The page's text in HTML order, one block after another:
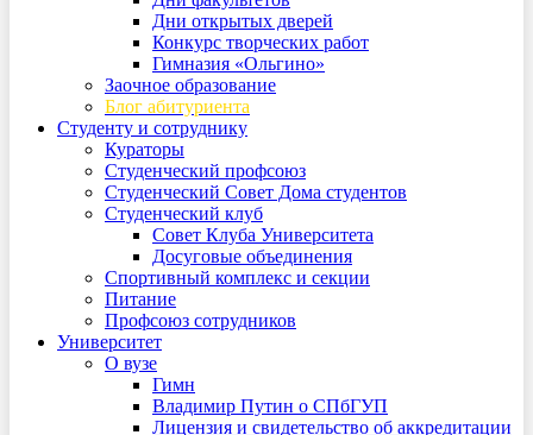
Дни открытых дверей
Конкурс творческих работ
Гимназия «Ольгино»
Заочное образование
Блог абитуриента
Студенту и сотруднику
Кураторы
Студенческий профсоюз
Студенческий Совет Дома студентов
Студенческий клуб
Совет Клуба Университета
Досуговые объединения
Спортивный комплекс и секции
Питание
Профсоюз сотрудников
Университет
О вузе
Гимн
Владимир Путин о СПбГУП
Лицензия и свидетельство об аккредитации